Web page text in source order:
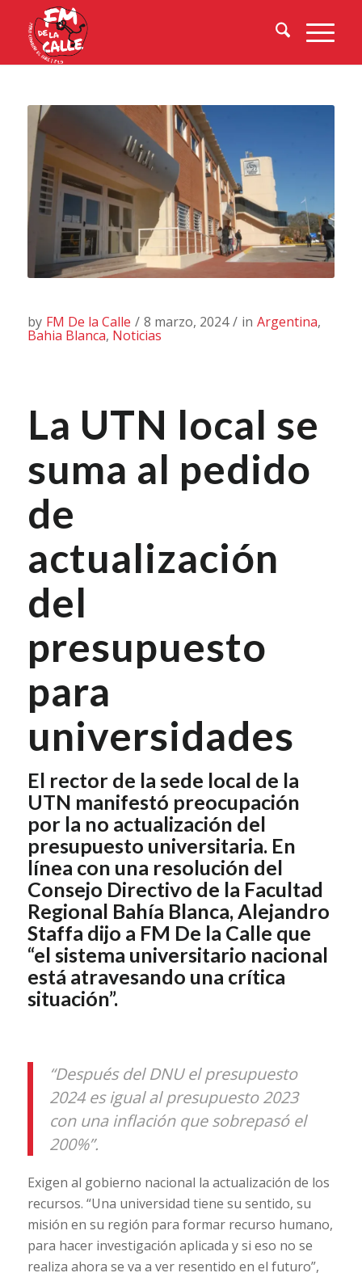
by FM De la Calle / 8 marzo, 2024 / in Argentina,
Bahia Blanca, Noticias
La UTN local se
suma al pedido
de
actualización
del
presupuesto
para
universidades
El rector de la sede local de la
UTN manifestó preocupación
por la no actualización del
presupuesto universitaria. En
línea con una resolución del
Consejo Directivo de la Facultad
Regional Bahía Blanca, Alejandro
Staffa dijo a FM De la Calle que
“el sistema universitario nacional
está atravesando una crítica
situación”.
“Después del DNU el presupuesto
2024 es igual al presupuesto 2023
con una inflación que sobrepasó el
200%”.
Exigen al gobierno nacional la actualización de los
recursos. “Una universidad tiene su sentido, su
misión en su región para formar recurso humano,
para hacer investigación aplicada y si eso no se
realiza ahora se va a ver resentido en el futuro”,